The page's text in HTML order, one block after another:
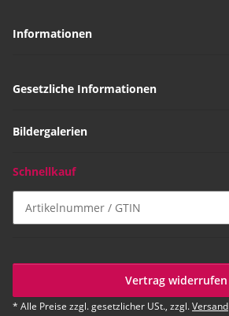
Informationen
Gesetzliche Informationen
Bildergalerien
Schnellkauf
Vertrag widerrufen
* Alle Preise zzgl. gesetzlicher USt., zzgl.Versand